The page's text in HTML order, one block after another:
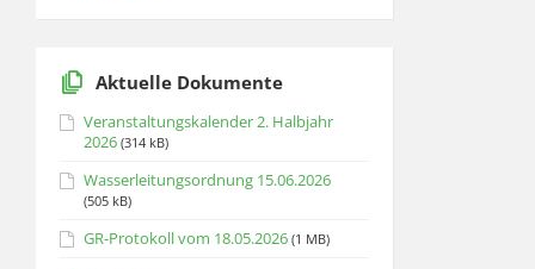
Aktuelle Dokumente
Veranstaltungskalender 2. Halbjahr
2026 (314 kB)
Wasserleitungsordnung 15.06.2026
(505 kB)
GR-Protokoll vom 18.05.2026 (1 MB)